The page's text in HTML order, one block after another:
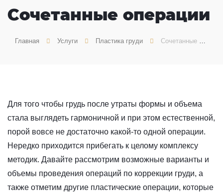
Сочетанные операции
Главная Услуги Пластика груди Сочетанные операции
Для того чтобы грудь после утраты формы и объема
стала выглядеть гармоничной и при этом естественной,
порой вовсе не достаточно какой-то одной операции.
Нередко приходится прибегать к целому комплексу
методик. Давайте рассмотрим возможные варианты и
объемы проведения операций по коррекции груди, а
также отметим другие пластические операции, которые